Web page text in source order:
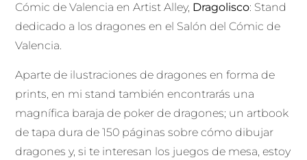
Cómic de Valencia en Artist Alley, Dragolisco: Stand
dedicado a los dragones en el Salón del Cómic de
Valencia.
Aparte de ilustraciones de dragones en forma de
prints, en mi stand también encontrarás una
magnífica baraja de poker de dragones; un artbook
de tapa dura de 150 páginas sobre cómo dibujar
dragones y, si te interesan los juegos de mesa, estoy